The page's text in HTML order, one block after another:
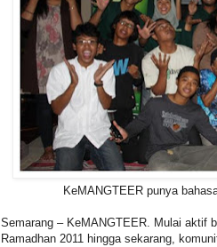
KeMANGTEER punya
Semarang – KeMANGTEER. Mulai aktif
Ramadhan 2011 hingga sekarang,